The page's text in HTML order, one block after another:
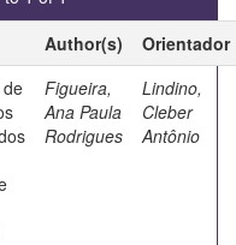
Author(s)
Orientador
Figueira,
Ana Paula
Rodrigues
Lindino,
Cleber
Antônio